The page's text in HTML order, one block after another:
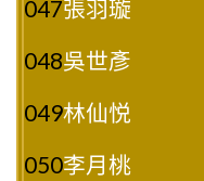
047張羽璇
048吳世彥
049林仙悦
050李月桃